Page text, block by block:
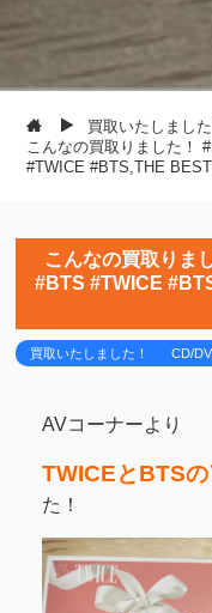
買取いたしました
こんなの買取りました！
#TWICE #BTS,THE
こんなの買取りま
#BTS #TWICE
買取いたしました！ CD/
AVコーナーより
TWICEとBTS
た！